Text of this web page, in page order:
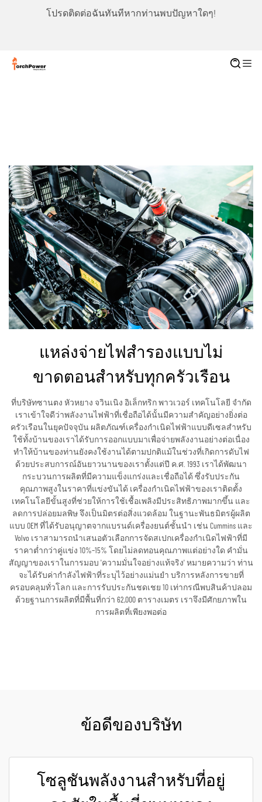
โปรดติดต่อฉันทันทีหากท่านพบปัญหาใดๆ!
แหล่งจ่ายไฟสำรองแบบไม่
ขาดตอนสำหรับทุกครัวเรือน
ที่บริษัทซานตง หัวหยาง จวินเนิง อิเล็กทริก พาวเวอร์ เทคโนโลยี จำกัด
เราเข้าใจดีว่าพลังงานไฟฟ้าที่เชื่อถือได้นั้นมีความสำคัญอย่างยิ่งต่อ
ครัวเรือนในยุคปัจจุบัน ผลิตภัณฑ์เครื่องกำเนิดไฟฟ้าแบบดีเซลสำหรับ
ใช้ทั้งบ้านของเราได้รับการออกแบบมาเพื่อจ่ายพลังงานอย่างต่อเนื่อง
ทำให้บ้านของท่านยังคงใช้งานได้ตามปกติแม้ในช่วงที่เกิดการดับไฟ
ด้วยประสบการณ์อันยาวนานของเราตั้งแต่ปี ค.ศ. 1993 เราได้พัฒนา
กระบวนการผลิตที่มีความแข็งแกร่งและเชื่อถือได้ ซึ่งรับประกัน
คุณภาพสูงในราคาที่แข่งขันได้ เครื่องกำเนิดไฟฟ้าของเราติดตั้ง
เทคโนโลยีขั้นสูงที่ช่วยให้การใช้เชื้อเพลิงมีประสิทธิภาพมากขึ้น และ
ลดการปล่อยมลพิษ จึงเป็นมิตรต่อสิ่งแวดล้อม ในฐานะพันธมิตรผู้ผลิต
แบบ OEM ที่ได้รับอนุญาตจากแบรนด์เครื่องยนต์ชั้นนำ เช่น Cummins และ
Volvo เราสามารถนำเสนอตัวเลือกการจัดสเปกเครื่องกำเนิดไฟฟ้าที่มี
ราคาต่ำกว่าคู่แข่ง 10%–15% โดยไม่ลดทอนคุณภาพแต่อย่างใด คำมั่น
สัญญาของเราในการมอบ 'ความมั่นใจอย่างแท้จริง' หมายความว่า ท่าน
จะได้รับค่ากำลังไฟฟ้าที่ระบุไว้อย่างแม่นยำ บริการหลังการขายที่
ครอบคลุมทั่วโลก และการรับประกันชดเชย 10 เท่ากรณีพบสินค้าปลอม
ด้วยฐานการผลิตที่มีพื้นที่กว่า 62,000 ตารางเมตร เราจึงมีศักยภาพใน
การผลิตที่เพียงพอต่อ
ข้อดีของบริษัท
โซลูชันพลังงานสำหรับที่อยู่